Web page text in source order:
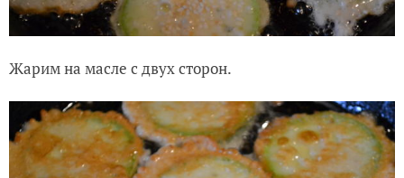
Жарим на масле с двух сторон.